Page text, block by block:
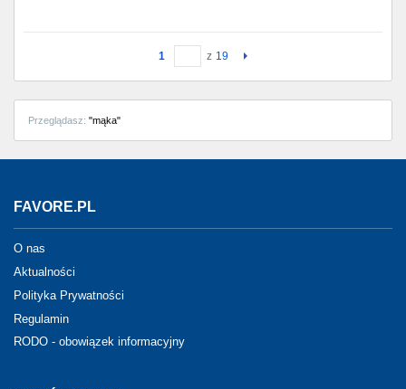
1 z 19
Przeglądasz: "mąka"
FAVORE.PL
O nas
Aktualności
Polityka Prywatności
Regulamin
RODO - obowiązek informacyjny